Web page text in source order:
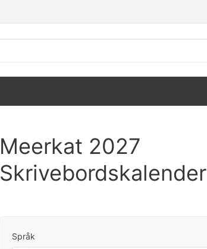
Meerkat 2027
Skrivebordskalender
Språk